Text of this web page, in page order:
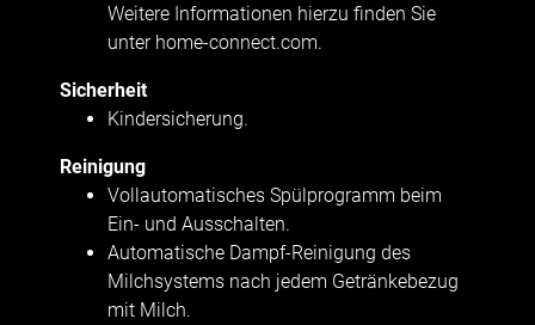
Weitere Informationen hierzu finden Sie
unter home-connect.com.
Sicherheit
Kindersicherung.
Reinigung
Vollautomatisches Spülprogramm beim
Ein- und Ausschalten.
Automatische Dampf-Reinigung des
Milchsystems nach jedem Getränkebezug
mit Milch.